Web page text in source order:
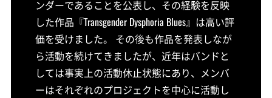
ンダーであることを公表し、その経験を反映
した作品『Transgender Dysphoria Blues』は高い評
価を受けました。 その後も作品を発表しなが
ら活動を続けてきましたが、近年はバンドと
しては事実上の活動休止状態にあり、メンバ
ーはそれぞれのプロジェクトを中心に活動し